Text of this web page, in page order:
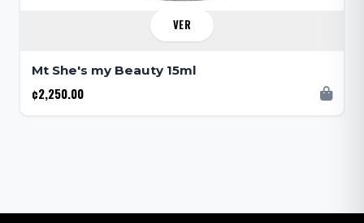
VER
Mt She's my Beauty 15ml
¢2,250.00